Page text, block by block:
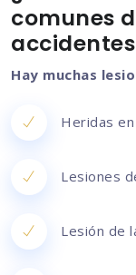
comunes
Hay muchas
Heridas
Lesiones
Lesión de